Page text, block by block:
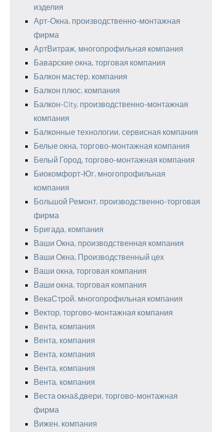
изделия
Арт-Окна, производственно-монтажная
фирма
АртВитраж, многопрофильная компания
Баварские окна, торговая компания
Балкон мастер, компания
Балкон плюс, компания
Балкон-City, производственно-монтажная
компания
Балконные технологии, сервисная компания
Белые окна, торгово-монтажная компания
Белый Город, торгово-монтажная компания
Биокомфорт-Юг, многопрофильная
компания
Большой Ремонт, производственно-торговая
фирма
Бригада, компания
Ваши Окна, производственная компания
Ваши Окна, Производственный цех
Ваши окна, торговая компания
Ваши окна, торговая компания
ВекаСтрой, многопрофильная компания
Вектор, торгово-монтажная компания
Вента, компания
Вента, компания
Вента, компания
Вента, компания
Вента, компания
Веста окна&двери, торгово-монтажная
фирма
Вижен, компания